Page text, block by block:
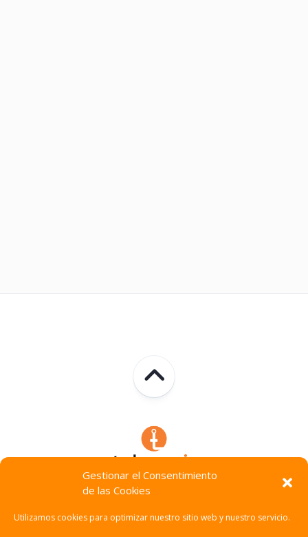
Gestionar el Consentimiento
de las Cookies
Utilizamos cookies para optimizar nuestro sitio web y nuestro servicio.
Technocracia © 2026. Todos Los Derechos Reservados.